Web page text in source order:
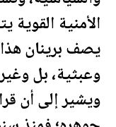
الأمنية
يصف برينان
وعبثية، بل
ويشير إلى أن